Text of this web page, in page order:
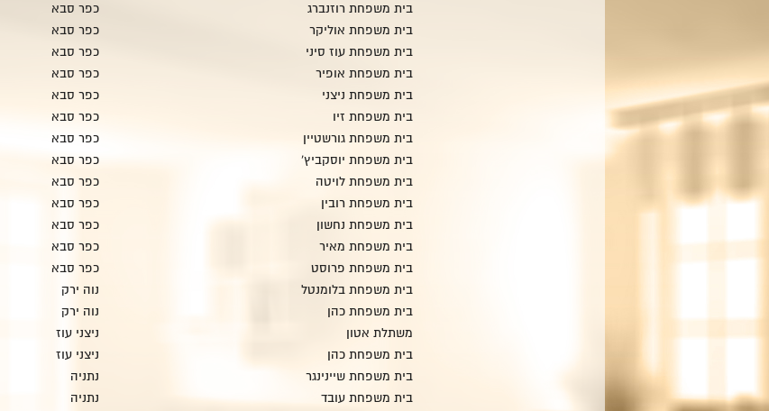
בית משפחת רוזנברג
כפר סבא
בית משפחת אוליקר
כפר סבא
בית משפחת עוז סיני
כפר סבא
בית משפחת אופיר
כפר סבא
בית משפחת ניצני
כפר סבא
בית משפחת זיו
כפר סבא
בית משפחת גורשטיין
כפר סבא
בית משפחת יוסקביץ'
כפר סבא
בית משפחת לויטה
כפר סבא
בית משפחת רובין
כפר סבא
בית משפחת נחשון
כפר סבא
בית משפחת מאיר
כפר סבא
בית משפחת פרוסט
כפר סבא
בית משפחת בלומנטל
נוה ירק
בית משפחת כהן
נוה ירק
משתלת אטון
ניצני עוז
בית משפחת כהן
ניצני עוז
בית משפחת שיינינגר
נתניה
בית משפחת עובד
נתניה